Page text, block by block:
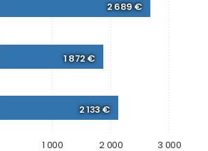
2 689 €
1 872 €
2 133 €
1 000 2 000 3 000